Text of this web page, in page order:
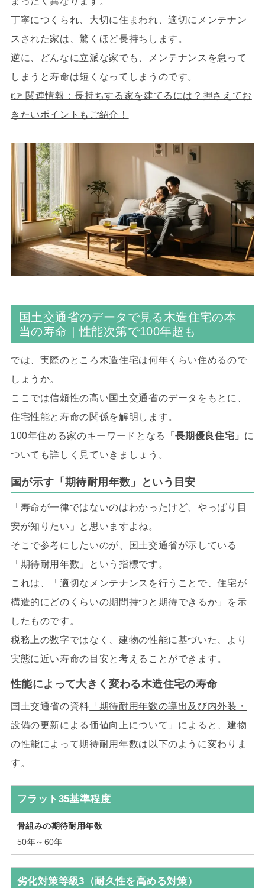
丁寧につくられ、大切に住まわれ、適切にメンテナン
スされた家は、驚くほど長持ちします。
逆に、どんなに立派な家でも、メンテナンスを怠って
しまうと寿命は短くなってしまうのです。
👉 関連情報：長持ちする家を建てるには？押さえてお
きたいポイントもご紹介！
国土交通省のデータで見る木造住宅の本
当の寿命｜性能次第で100年超も
では、実際のところ木造住宅は何年くらい住めるので
しょうか。
ここでは信頼性の高い国土交通省のデータをもとに、
住宅性能と寿命の関係を解明します。
100年住める家のキーワードとなる
「長期優良住宅」 に
ついても詳しく見ていきましょう。
国が示す「期待耐用年数」という目安
「寿命が一律ではないのはわかったけど、やっぱり目
安が知りたい」と思いますよね。
そこで参考にしたいのが、国土交通省が示している
「期待耐用年数」という指標です。
これは、「適切なメンテナンスを行うことで、住宅が
構造的にどのくらいの期間持つと期待できるか」を示
したものです。
税務上の数字ではなく、建物の性能に基づいた、より
実態に近い寿命の目安と考えることができます。
性能によって大きく変わる木造住宅の寿命
国土交通省の資料 「期待耐用年数の導出及び内外装・
設備の更新による価値向上について」 によると、建物
の性能によって期待耐用年数は以下のように変わりま
す。
フラット35基準程度
50年～60年
劣化対策等級3（耐久性を高める対策）